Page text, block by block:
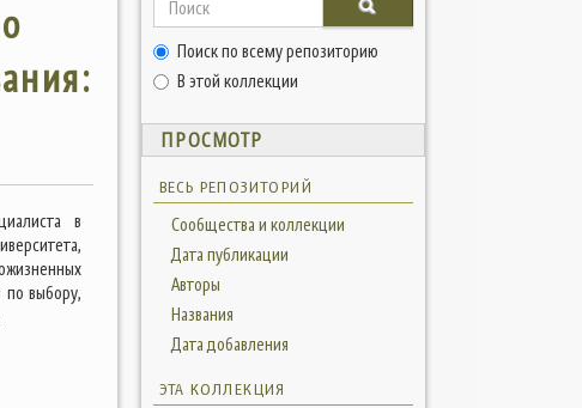
в
по выбору,
Поиск по всему репозиторию
В этой коллекции
ПРОСМОТР
ВЕСЬ РЕПОЗИТОРИЙ
Сообщества и коллекции
Дата публикации
Авторы
Названия
Дата добавления
ЭТА КОЛЛЕКЦИЯ